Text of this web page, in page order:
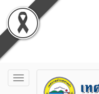
Toggle
navigation